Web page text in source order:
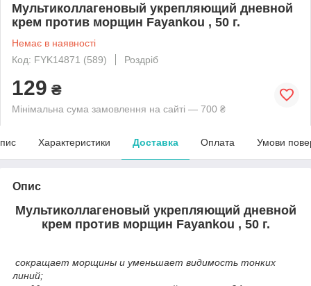
Мультиколлагеновый укрепляющий дневной
крем против морщин Fayankou , 50 г.
Немає в наявності
Код: FYK14871 (589)
Роздріб
129 ₴
Мінімальна сума замовлення на сайті — 700 ₴
Характеристики Доставка Оплата Умови
Опис
Мультиколлагеновый укрепляющий дневной
крем против морщин Fayankou , 50 г.
сокращает морщины и уменьшает видимость тонких
линий;